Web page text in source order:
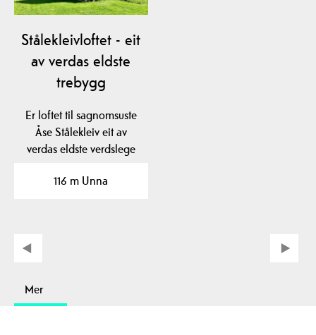
Stålekleivloftet - eit
av verdas eldste
trebygg
Er loftet til sagnomsuste
Åse Stålekleiv eit av
verdas eldste verdslege
116 m Unna
Mer